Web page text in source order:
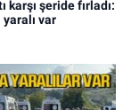
karşı şeride fırladı:
yaralı var